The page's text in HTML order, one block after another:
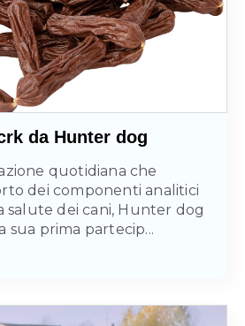
da Hunter dog
quotidiana che
dei componenti analitici
salute dei cani, Hunter dog
sua prima partecip...